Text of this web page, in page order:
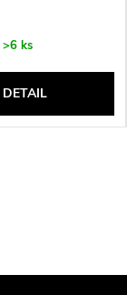
>6 ks
DETAIL